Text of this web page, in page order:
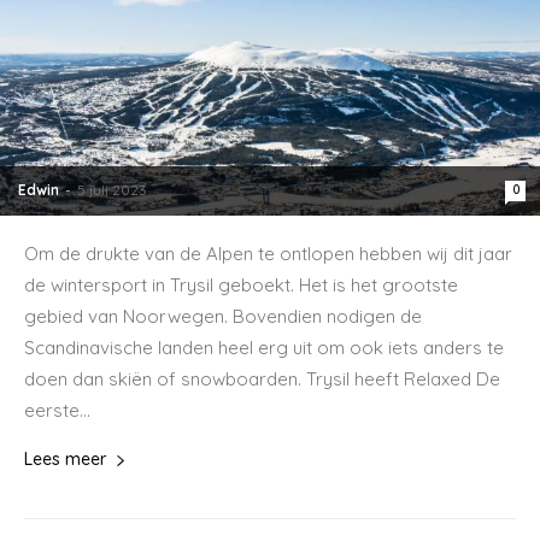
Edwin - 5 juli 2023 0
Om de drukte van de Alpen te ontlopen hebben wij dit jaar
de wintersport in Trysil geboekt. Het is het grootste
gebied van Noorwegen. Bovendien nodigen de
Scandinavische landen heel erg uit om ook iets anders te
doen dan skiën of snowboarden. Trysil heeft Relaxed De